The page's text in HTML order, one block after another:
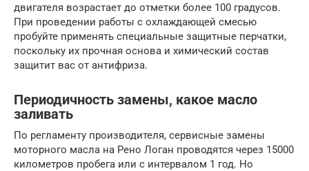
двигателя возрастает до отметки более 100 градусов.
При проведении работы с охлаждающей смесью
пробуйте применять специальные защитные перчатки,
поскольку их прочная основа и химический состав
защитит вас от антифриза.
Периодичность замены, какое масло
заливать
По регламенту производителя, сервисные замены
моторного масла на Рено Логан проводятся через 15000
километров пробега или с интервалом 1 год. Но